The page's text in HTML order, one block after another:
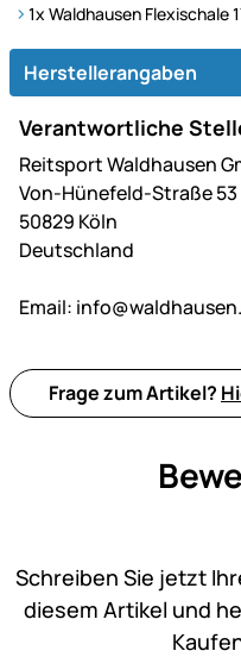
1x Waldhausen Flexischale
Herstellerangaben
Verantwortliche
Reitsport Waldhausen
Von-Hünefeld-Straße 53
50829 Köln
Deutschland
Email:
Frage zum Artikel?
Schreiben Sie jetzt
diesem Artikel und